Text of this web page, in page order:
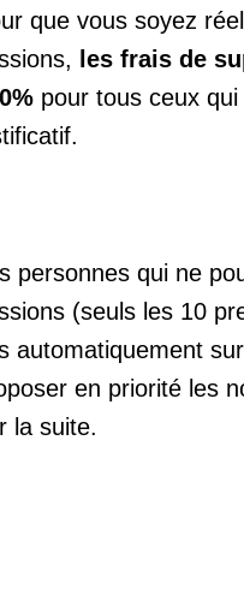
que vous soyez
les frais de
pour tous ceux
personnes qui ne
(seuls les 10
automatiquement
en priorité les
la suite.